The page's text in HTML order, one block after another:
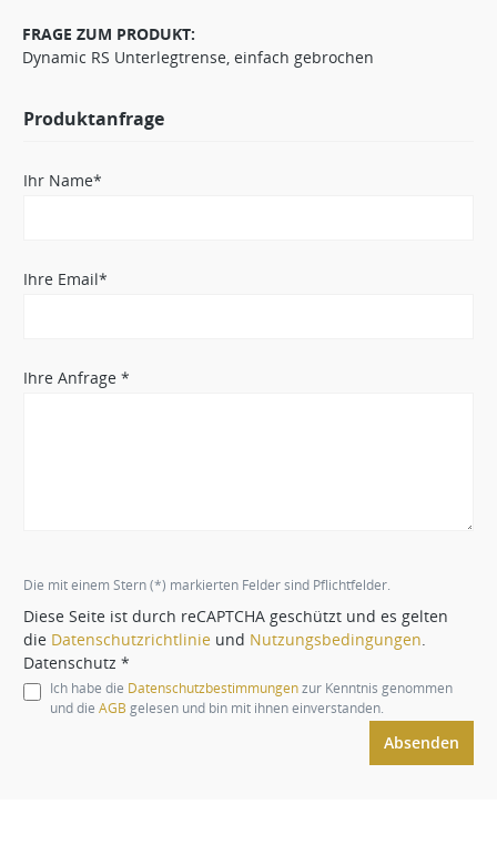
FRAGE ZUM PRODUKT:
Dynamic RS Unterlegtrense, einfach gebrochen
Produktanfrage
Ihr Name*
Ihre Email*
Ihre Anfrage *
Die mit einem Stern (*) markierten Felder sind Pflichtfelder.
Diese Seite ist durch reCAPTCHA geschützt und es gelten
die Datenschutzrichtlinie und Nutzungsbedingungen
Datenschutz *
Ich habe die Datenschutzbestimmungenzur Kenntnis genommen
und die AGB gelesen und bin mit ihnen einverstanden.
Absenden